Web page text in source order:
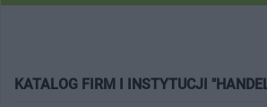
KATALOG FIRM I INSTYTUCJI